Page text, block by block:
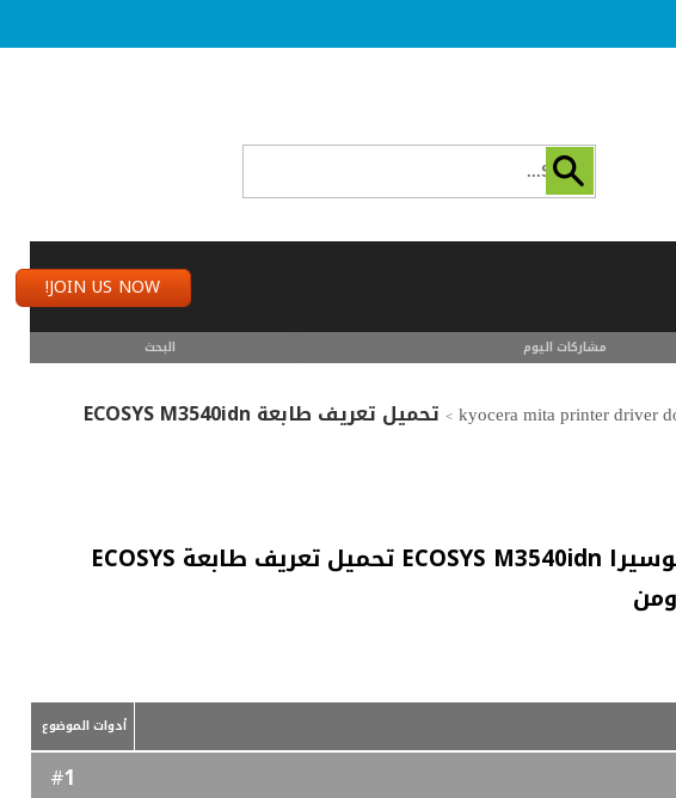
JOIN US NOW!
مشاركات اليوم البحث
> تحميل تعريف طابعة ECOSYS M3540idn
تحميل تعريف كيوسيرا Kyocera ECOSYS M3540idn تحميل تعريف ماكينة التصوير كيوسيرا ECOSYS M3540idn تحميل تعريف طابعة ECOSYS
أدوات الموضوع
1